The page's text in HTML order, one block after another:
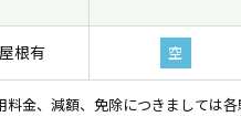
根有 空
金、減額、免除につきましては各